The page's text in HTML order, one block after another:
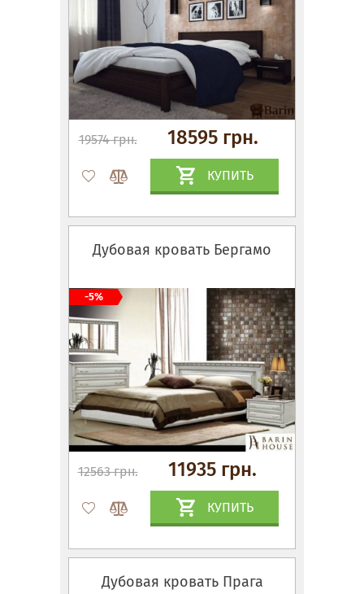
19574 грн. 18595 грн.
КУПИТЬ
Дубовая кровать Бергамо
12563 грн. 11935 грн.
КУПИТЬ
-5%
Дубовая кровать Прага